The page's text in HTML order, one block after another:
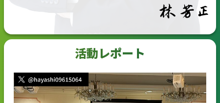
活動レポート